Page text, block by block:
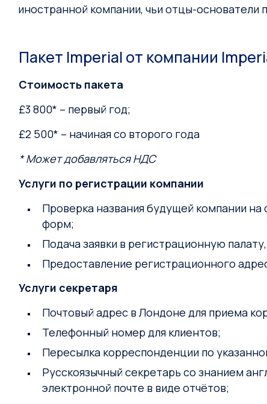
иностранной компании, чьи отцы-основатели
Пакет Imperial от компании
Стоимость пакета
£3 800* – первый год;
£2 500* – начиная со второго года
* Может добавляться НДС
Услуги по регистрации компании
Проверка названия будущей компании
форм;
Подача заявки в регистрационную
Предоставление регистрационного
Услуги секретаря
Почтовый адрес в Лондоне для приема
Телефонный номер для клиентов;
Пересылка корреспонденции по
Русскоязычный секретарь со знанием
электронной почте в виде отчётов;